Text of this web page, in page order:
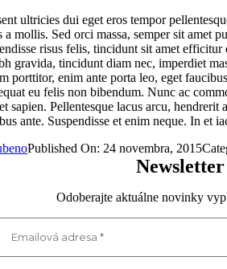
ultricies dui eget eros tempor
a mollis. Sed orci massa, semper sit amet
risus felis, tincidunt sit amet
gravida, tincidunt diam nec, imperdiet
porttitor, enim ante porta leo, eget
eu felis non bibendum. Nunc ac
sapien. Pellentesque lacus arcu, hendrerit
ante. Suspendisse et enim neque. In et
Published On: 24 novembra, 2015
Newsletter
Odoberajte aktuálne novinky